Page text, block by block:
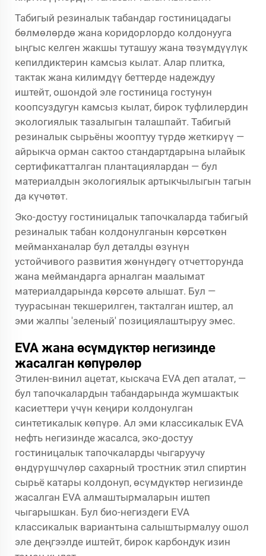
Табигый резиналык табандар гостиницадагы
бөлмөлөрдө жана коридорлордо колдонууга
ыңгыс келген жакшы туташуу жана төзүмдүүлүк
кепилдиктерин камсыз кылат. Алар плитка,
тактак жана килимдүү беттерде надеждуу
иштейт, ошондой эле гостиница гостунун
коопсуздугун камсыз кылат, бирок туфлилердин
экологиялык тазалыгын талашпайт. Табигый
резиналык сырьёны жооптуу түрдө жеткирүү —
айрыкча орман сактоо стандартдарына ылайык
сертификатталган плантациялардан — бул
материалдын экологиялык артыкчылыгын тагын
да күчөтөт.
Эко-достуу гостиницалык тапочкаларда табигый
резиналык табан колдонулганын көрсөткөн
мейманханалар бул деталды өзүнүн
устойчивого развития жөнүндөгү отчетторунда
жана меймандарга арналган маалымат
материалдарында көрсөтө алышат. Бул —
туурасынан текшерилген, такталган иштер, ал
эми жалпы 'зеленый' позициялаштыруу эмес.
EVA жана өсүмдүктөр негизинде
жасалган көпүрөлөр
Этилен-винил ацетат, кыскача EVA деп аталат, —
бул тапочкалардын табандарында жумшактык
касиеттери үчүн кеңири колдонулган
синтетикалык көпүрө. Ал эми классикалык EVA
нефть негизинде жасалса, эко-достуу
гостиницалык тапочкаларды чыгаруучу
өндүрүшчүлөр сахарный тростник этил спиртин
сырьё катары колдонуп, өсүмдүктөр негизинде
жасалган EVA алмаштырмаларын иштеп
чыгарышкан. Бул био-негиздеги EVA
классикалык вариантына салыштырмалуу ошол
эле деңгээлде иштейт, бирок карбондук изин